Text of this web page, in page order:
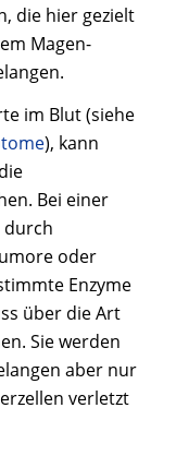
die hier gezielt
Magen-
im Blut (siehe
), kann
Bei einer
durch
oder
Enzyme
über die Art
Sie werden
aber nur
verletzt